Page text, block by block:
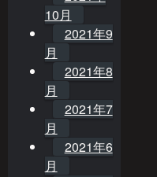
10月
2021年9
月
2021年8
月
2021年7
月
2021年6
月